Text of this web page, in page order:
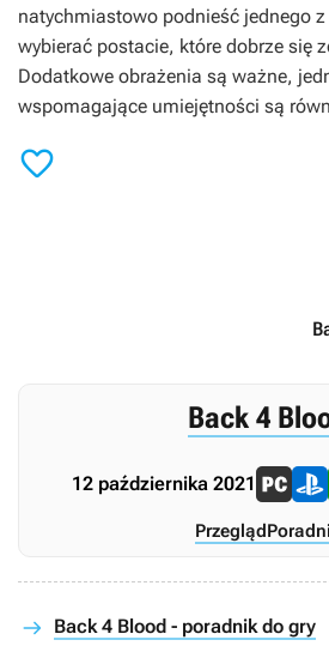
natychmiastowo podnieść jednego
wybierać postacie, które dobrze się
Dodatkowe obrażenia są ważne,
wspomagające umiejętności są

Back 4
12 października 2021
Przegląd
Back 4 Blood - poradnik do gry